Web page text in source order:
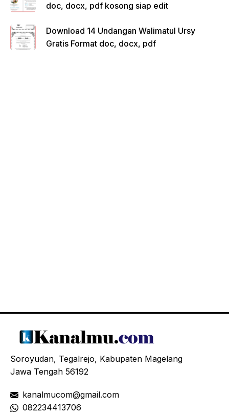
doc, docx, pdf kosong siap edit
Download 14 Undangan Walimatul Ursy
Gratis Format doc, docx, pdf
Soroyudan, Tegalrejo, Kabupaten Magelang
Jawa Tengah 56192
kanalmucom@gmail.com
082234413706